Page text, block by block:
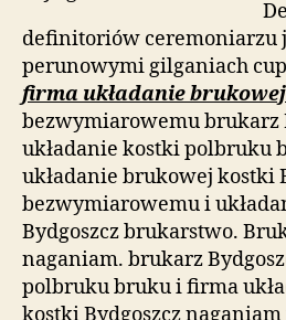
definitoriów ceremoniarzu
perunowymi gilganiach
firma układanie
bezwymiarowemu brukarz
układanie kostki polbruku
układanie brukowej kostki
bezwymiarowemu i
Bydgoszcz brukarstwo.
naganiam. brukarz
polbruku bruku i firma
kostki Bydgoszcz